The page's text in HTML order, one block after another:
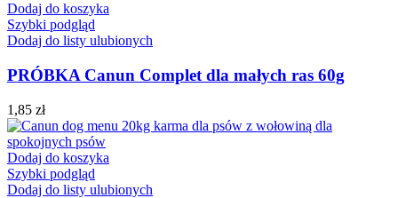
Dodaj do koszyka
Szybki podgląd
Dodaj do listy ulubionych
PRÓBKA Canun Complet dla małych ras 60g
1,85 zł
Dodaj do koszyka
Szybki podgląd
Dodaj do listy ulubionych